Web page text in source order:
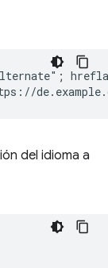
del idioma a